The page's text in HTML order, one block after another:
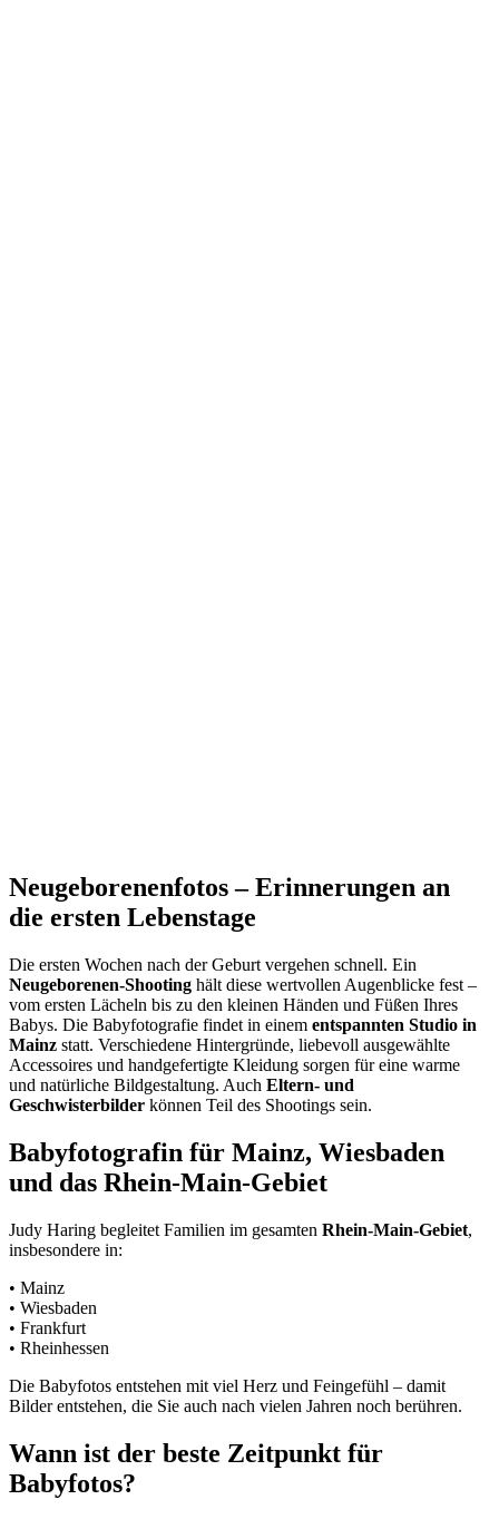
Neugeborenenfotos – Erinnerungen an
die ersten Lebenstage
Die ersten Wochen nach der Geburt vergehen schnell. Ein
Neugeborenen-Shooting hält diese wertvollen Augenblicke fest –
vom ersten Lächeln bis zu den kleinen Händen und Füßen Ihres
Babys. Die Babyfotografie findet in einem entspannten Studio in
Mainz statt. Verschiedene Hintergründe, liebevoll ausgewählte
Accessoires und handgefertigte Kleidung sorgen für eine warme
und natürliche Bildgestaltung. Auch Eltern- und
Geschwisterbilder können Teil des Shootings sein.
Babyfotografin für Mainz, Wiesbaden
und das Rhein-Main-Gebiet
Judy Haring begleitet Familien im gesamten Rhein-Main-Gebiet,
insbesondere in:
• Mainz
• Wiesbaden
• Frankfurt
• Rheinhessen
Die Babyfotos entstehen mit viel Herz und Feingefühl – damit
Bilder entstehen, die Sie auch nach vielen Jahren noch berühren.
Wann ist der beste Zeitpunkt für
Babyfotos?